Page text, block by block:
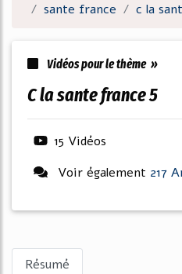
sante france
c la
Vidéos pour le thème »
c la sante france 5
15 Vidéos
Voir également 217
Résumé